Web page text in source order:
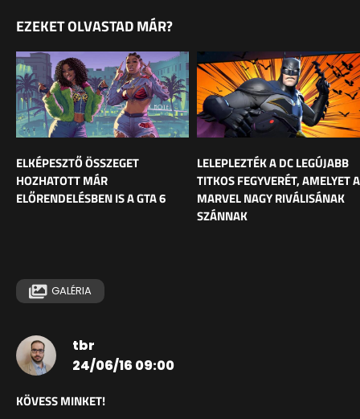
EZEKET OLVASTAD MÁR?
ELKÉPESZTŐ ÖSSZEGET
HOZHATOTT MÁR
ELŐRENDELÉSBEN IS A GTA 6
LELEPLEZTÉK A DC LEGÚJABB
TITKOS FEGYVERÉT, AMELYET A
MARVEL NAGY RIVÁLISÁNAK
SZÁNNAK
GALÉRIA
tbr
24/06/16 09:00
KÖVESS MINKET!